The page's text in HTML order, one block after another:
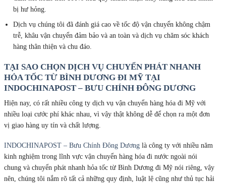
bị hư hỏng.
Dịch vụ chúng tôi đã đánh giá cao về tốc độ vận chuyển không chậm
trễ, khâu vận chuyển đảm bảo và an toàn và dịch vụ chăm sóc khách
hàng thân thiện và chu đáo.
TẠI SAO CHỌN DỊCH VỤ CHUYỂN PHÁT NHANH
HỎA TỐC TỪ BÌNH DƯƠNG ĐI MỸ TẠI
INDOCHINAPOST – BƯU CHÍNH ĐÔNG DƯƠNG
Hiện nay, có rất nhiều công ty dịch vụ vận chuyển hàng hóa đi Mỹ với
nhiều loại cước phí khác nhau, vì vậy thật không dễ để chọn ra một đơn
vị giao hàng uy tín và chất lượng.
INDOCHINAPOST – Bưu Chính Đông Dương là công ty với nhiều năm
kinh nghiệm trong lĩnh vực vận chuyển hàng hóa đi nước ngoài nói
chung và chuyển phát nhanh hỏa tốc từ Bình Dương đi Mỹ nói riêng, vậy
nên, chúng tôi nắm rõ tất cả những quy định, luật lệ cũng như thủ tục hải